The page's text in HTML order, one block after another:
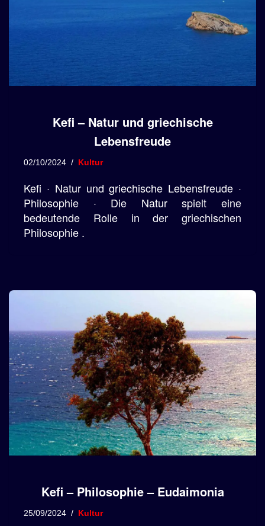
Kefi – Natur und griechische
Lebensfreude
02/10/2024 Kultur
Kefi · Natur und griechische Lebensfreude ·
Philosophie · Die Natur spielt eine
bedeutende Rolle in der griechischen
Philosophie .
Kefi – Philosophie – Eudaimonia
25/09/2024 Kultur